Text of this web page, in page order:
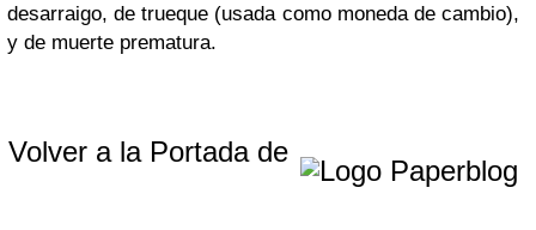
desarraigo, de trueque (usada como moneda de cambio),
y de muerte prematura.
Volver a la Portada de